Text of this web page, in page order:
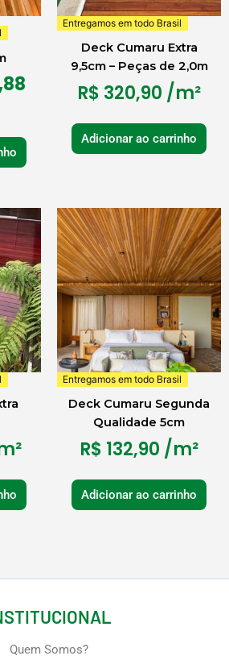
Entregamos em todo Brasil
Deck Cumaru Extra
9,5cm – Peças de 2,0m
R$ 320,90 /m²
Adicionar ao carrinho
Entregamos em todo Brasil
Deck Cumaru Segunda
Qualidade 5cm
R$ 132,90 /m²
Adicionar ao carrinho
Quem Somos?